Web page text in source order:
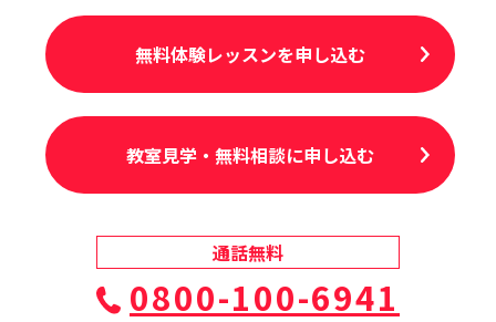
無料体験レッスンを申し込む
教室見学・無料相談に申し込む
通話無料
0800-100-6941